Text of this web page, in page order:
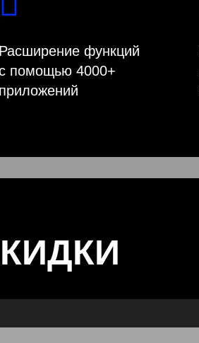
Расширение функций
помощью 4000+
приложений